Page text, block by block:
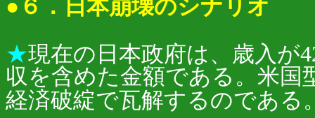
●６．日本崩壊のシナリオ
★現在の日本政府は、歳入が
収を含めた金額である。米国
経済破綻で瓦解するのである